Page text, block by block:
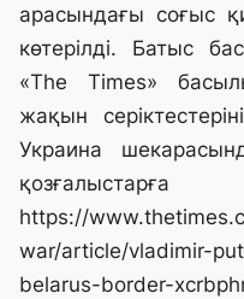
арасындағы соғыс
көтерілді. Батыс
«The Times»
жақын
Украина
https://
war/article/vladimir-
belarus-border-